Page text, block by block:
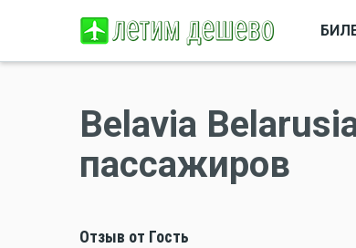
Belavia
пассажиров
Отзыв от Гость